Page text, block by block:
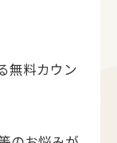
無料カウン